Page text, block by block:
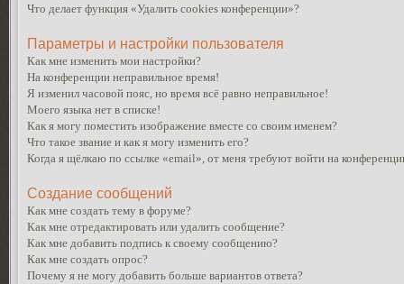
Что делает функция «Удалить cookies конференции»?
Параметры и настройки пользователя
Как мне изменить мои настройки?
На конференции неправильное время!
Я изменил часовой пояс, но время всё равно неправильное!
Моего языка нет в списке!
Как я могу поместить изображение вместе со своим именем?
Что такое звание и как я могу изменить его?
Когда я щёлкаю по ссылке «email», от меня требуют войти на
Создание сообщений
Как мне создать тему в форуме?
Как мне отредактировать или удалить сообщение?
Как мне добавить подпись к своему сообщению?
Как мне создать опрос?
Почему я не могу добавить больше вариантов ответа?